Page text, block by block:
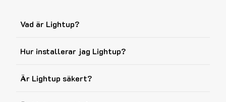
Vad är Lightup?
Hur installerar jag Lightup?
Är Lightup säkert?